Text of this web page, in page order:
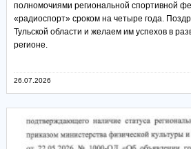
полномочиями региональной спортивной
«радиоспорт» сроком на четыре года.
Тульской области и желаем им успехов в
регионе.
26.07.2026